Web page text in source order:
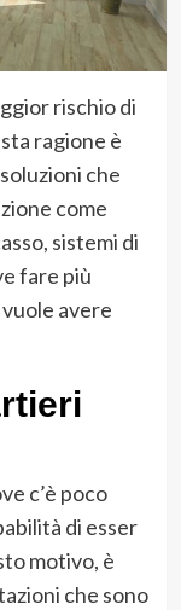
rischio di
ragione è
che
come
sistemi di
fare più
avere
c’è poco
di esser
motivo, è
che sono